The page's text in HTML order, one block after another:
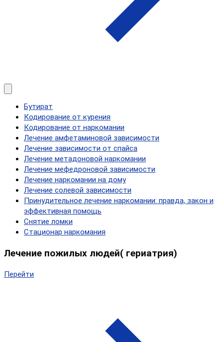
Бутират
Кодирование от курения
Кодирование от наркомании
Лечение амфетаминовой зависимости
Лечение зависимости от спайса
Лечение метадоновой наркомании
Лечение мефедроновой зависимости
Лечение наркомании на дому
Лечение солевой зависимости
Принудительное лечение наркомании: правда, закон и
эффективная помощь
Снятие ломки
Стационар наркомания
Лечение пожилых людей( гериатрия)
Перейти